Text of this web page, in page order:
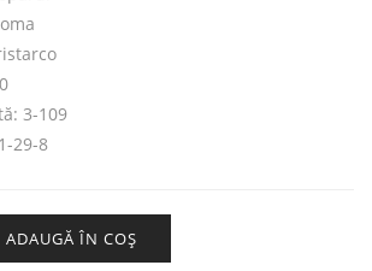
3-109
29-8
ADAUGĂ ÎN COȘ